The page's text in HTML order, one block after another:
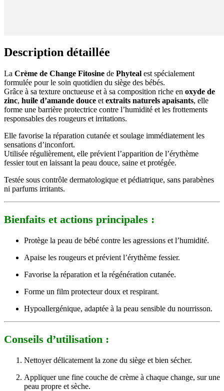
Description détaillée
La Crème de Change Fitosine de Phyteal est spécialement
formulée pour le soin quotidien du siège des bébés.
Grâce à sa texture onctueuse et à sa composition riche en oxyde de
zinc, huile d’amande douce et extraits naturels apaisants, elle
forme une barrière protectrice contre l’humidité et les frottements
responsables des rougeurs et irritations.
Elle favorise la réparation cutanée et soulage immédiatement les
sensations d’inconfort.
Utilisée régulièrement, elle prévient l’apparition de l’érythème
fessier tout en laissant la peau douce, saine et protégée.
Testée sous contrôle dermatologique et pédiatrique, sans parabènes
ni parfums irritants.
Bienfaits et actions principales :
Protège la peau de bébé contre les agressions et l’humidité.
Apaise les rougeurs et prévient l’érythème fessier.
Favorise la réparation et la régénération cutanée.
Forme un film protecteur doux et respirant.
Hypoallergénique, adaptée à la peau sensible du nourrisson.
Conseils d’utilisation :
Nettoyer délicatement la zone du siège et bien sécher.
Appliquer une fine couche de crème à chaque change, sur une
peau propre et sèche.